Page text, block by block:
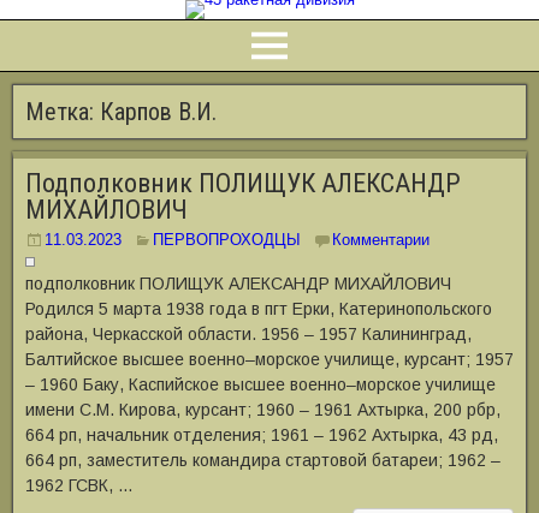
Метка: Карпов В.И.
Подполковник ПОЛИЩУК АЛЕКСАНДР
МИХАЙЛОВИЧ
11.03.2023 ПЕРВОПРОХОДЦЫ Комментарии
подполковник ПОЛИЩУК АЛЕКСАНДР МИХАЙЛОВИЧ
Родился 5 марта 1938 года в пгт Ерки, Катеринопольского
района, Черкасской области. 1956 ‒ 1957 Калининград,
Балтийское высшее военно‒морское училище, курсант; 1957
‒ 1960 Баку, Каспийское высшее военно‒морское училище
имени С.М. Кирова, курсант; 1960 ‒ 1961 Ахтырка, 200 рбр,
664 рп, начальник отделения; 1961 ‒ 1962 Ахтырка, 43 рд,
664 рп, заместитель командира стартовой батареи; 1962 ‒
1962 ГСВК, …